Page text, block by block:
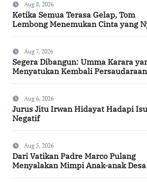
Aug 8, 2026
Ketika Semua Terasa Gelap, Tom
Lembong Menemukan Cinta yang
Aug 7, 2026
Segera Dibangun: Umma Karara
Menyatukan Kembali
Aug 6, 2026
Jurus Jitu Irwan Hidayat Hadapi Isu
Negatif
Aug 5, 2026
Dari Vatikan Padre Marco Pulang
Menyalakan Mimpi Anak-anak Desa